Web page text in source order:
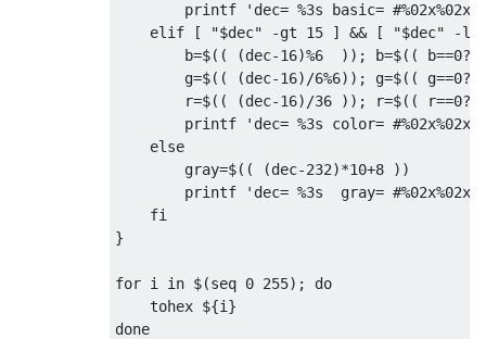
        printf
'dec= %3s basic=
elif
[ "$dec" -gt 15 ] && [ "$dec" -
        b
=$(( (dec-16)%6 )); b=$(( b==0?
        g
=$(( (dec-16)/6%6)); g=$(( g==0?
        r
=$(( (dec-16)/36 )); r=$(( r==0?
        printf
'dec= %3s color=
else
        gray
=$(( (dec-232)*10+8
))
        printf
'dec= %3s  gray=
fi
}
for i in $(seq 0 255);
do
    tohex $
{i }
done